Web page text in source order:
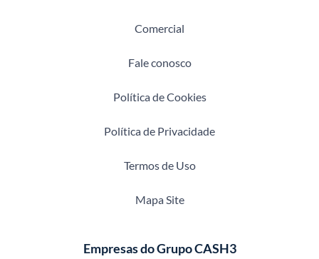
Comercial
Fale conosco
Política de Cookies
Política de Privacidade
Termos de Uso
Mapa Site
Empresas do Grupo CASH3